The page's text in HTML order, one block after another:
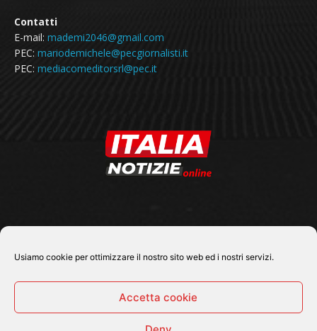
Usiamo cookie per ottimizzare il nostro sito web ed i nostri servizi.
Accetta cookie
Contatti
E-mail: mademi2046@gmail.com
PEC: mariodemichele@pecgiornalisti.it
PEC: mediacomeditorsrl@pec.it
SEGUICI SU